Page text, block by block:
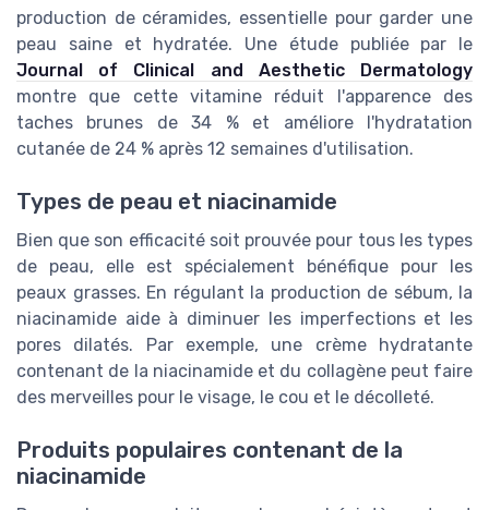
production de céramides, essentielle pour garder une
peau saine et hydratée. Une étude publiée par le
Journal of Clinical and Aesthetic Dermatology
montre que cette vitamine réduit l'apparence des
taches brunes de 34 % et améliore l'hydratation
cutanée de 24 % après 12 semaines d'utilisation.
Types de peau et niacinamide
Bien que son efficacité soit prouvée pour tous les types
de peau, elle est spécialement bénéfique pour les
peaux grasses. En régulant la production de sébum, la
niacinamide aide à diminuer les imperfections et les
pores dilatés. Par exemple, une crème hydratante
contenant de la niacinamide et du collagène peut faire
des merveilles pour le visage, le cou et le décolleté.
Produits populaires contenant de la
niacinamide